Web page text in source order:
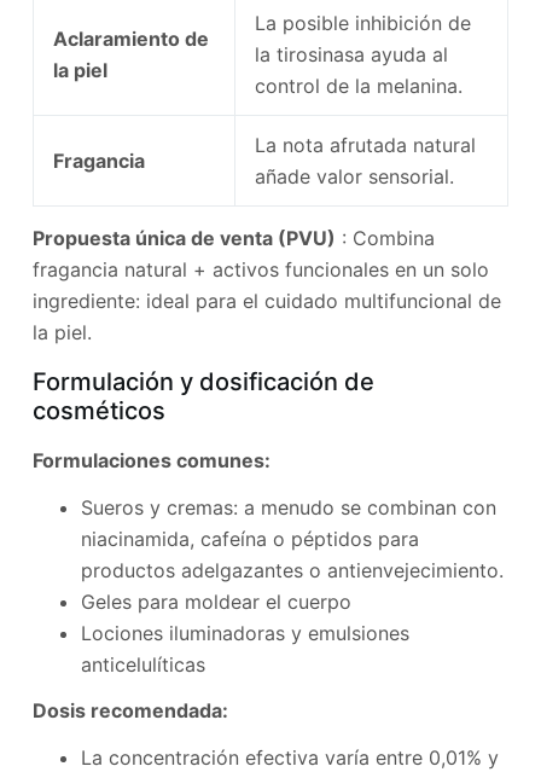
Aclaramiento de
la piel
La posible inhibición de
la tirosinasa ayuda al
control de la melanina.
Fragancia
La nota afrutada natural
añade valor sensorial.
Propuesta única de venta (PVU) : Combina
fragancia natural + activos funcionales en un solo
ingrediente: ideal para el cuidado multifuncional de
la piel.
Formulación y dosificación de
cosméticos
Formulaciones comunes:
Sueros y cremas: a menudo se combinan con
niacinamida, cafeína o péptidos para
productos adelgazantes o antienvejecimiento.
Geles para moldear el cuerpo
Lociones iluminadoras y emulsiones
anticelulíticas
Dosis recomendada:
La concentración efectiva varía entre 0,01% y